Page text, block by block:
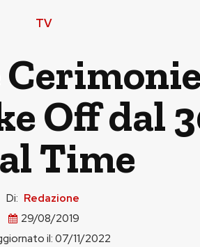
TV
Off dal
Time
Di: Redazione
29/08/2019
il:07/11/2022